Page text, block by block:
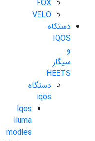
FOX
VELO
دستگاه
IQOS
و
سیگار
HEETS
دستگاه
iqos
Iqos
iluma
modles